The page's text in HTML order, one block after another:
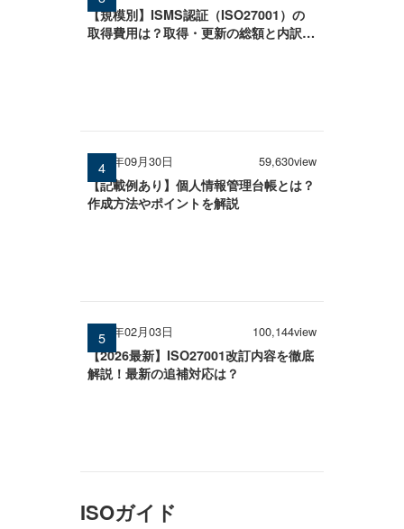
【規模別】ISMS認証（ISO27001）の
取得費用は？取得・更新の総額と内訳を
2025年09月30日 59,630view
【記載例あり】個人情報管理台帳とは？
作成方法やポイントを解説
2026年02月03日 100,144view
【2026最新】ISO27001改訂内容を徹底
解説！最新の追補対応は？
ISOガイド